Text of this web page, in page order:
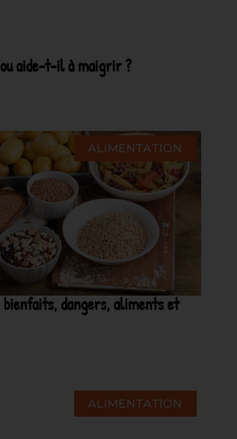
aide-t-il à maigrir ?
ALIMENTATION
bienfaits, dangers, aliments et
ALIMENTATION